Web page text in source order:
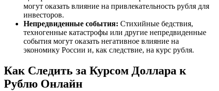
могут оказать влияние на привлекательность рубля для
инвесторов.
Непредвиденные события: Стихийные бедствия,
техногенные катастрофы или другие непредвиденные
события могут оказать негативное влияние на
экономику России и, как следствие, на курс рубля.
Как Следить за Курсом Доллара к
Рублю Онлайн